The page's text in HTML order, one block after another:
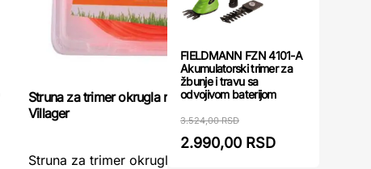
Struna za trimer okrugla nit 2.4 mm 15m
Villager
Struna za trimer okrugla nit 2.4 mm 15m
FIELDMANN FZN 4101-A
Akumulatorski trimer za
žbunje i travu sa
odvojivom baterijom
3.524,00 RSD
2.990,00 RSD